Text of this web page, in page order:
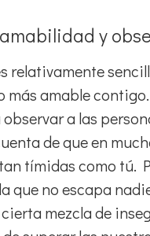
y
relativamente
más amable
a las
de que en
tímidas como tú.
que no escapa
mezcla de